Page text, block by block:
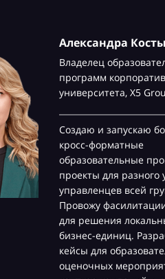
Александра
Владелец
программ
университета, Х5
Создаю и запускаю
кросс-форматные
образовательные
проекты для разного
управленцев всей
Провожу
для решения
бизнес-единиц.
кейсы для
оценочных